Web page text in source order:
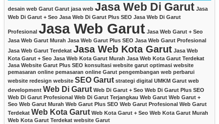
desain web Garut Garut jasa web Jasa Web Di Garut Jasa
Web Di Garut + Seo Jasa Web Di Garut Plus SEO Jasa Web Di Garut
Profesional Jasa Web Garut Jasa Web Garut + Seo
Jasa Web Garut Murah Jasa Web Garut Plus SEO Jasa Web Garut Profesional
Jasa Web Garut Terdekat Jasa Web Kota Garut Jasa Web
Kota Garut + Seo Jasa Web Kota Garut Murah Jasa Web Kota Garut Terdekat
Jasa Website Garut Plus SEO konsultasi website garut optimasi website
pemasaran online pemasaran online Garut pengembangan web perbarui
website redesign website SEO Garut strategi digital UMKM Garut web
development Web Di Garut Web Di Garut + Seo Web Di Garut Plus SEO
Web Di Garut Profesional Web Di Garut Terjangkau Web Garut Web Garut +
Seo Web Garut Murah Web Garut Plus SEO Web Garut Profesional Web Garut
Terdekat Web Kota Garut Web Kota Garut + Seo Web Kota Garut Murah
Web Kota Garut Terdekat website Garut